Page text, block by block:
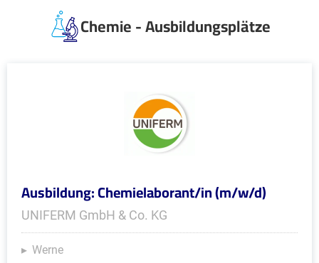
Chemie - Ausbildungsplätze
Ausbildung: Chemielaborant/in (m/w/d)
UNIFERM GmbH & Co. KG
Werne